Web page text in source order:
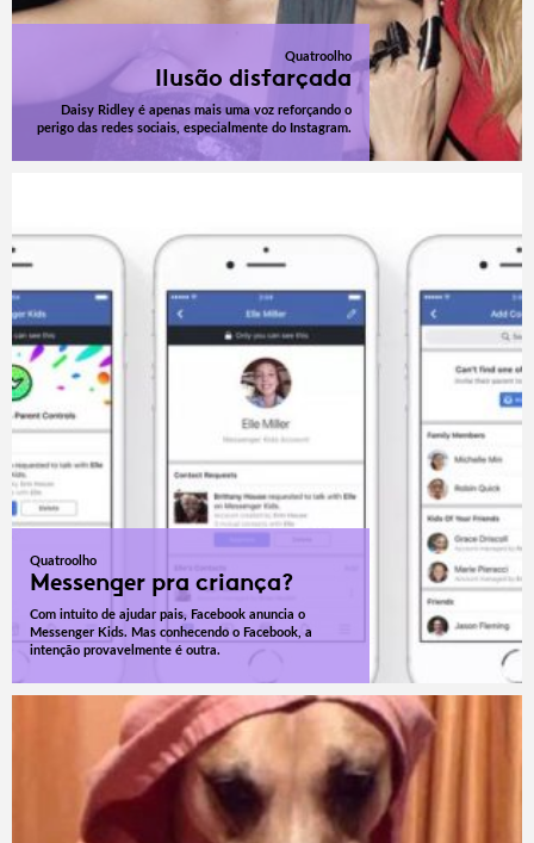
Quatroolho
Ilusão disfarçada
Daisy Ridley é apenas mais uma voz reforçando o
perigo das redes sociais, especialmente do Instagram.
Quatroolho
Messenger pra criança?
Com intuito de ajudar pais, Facebook anuncia o
Messenger Kids. Mas conhecendo o Facebook, a
intenção provavelmente é outra.